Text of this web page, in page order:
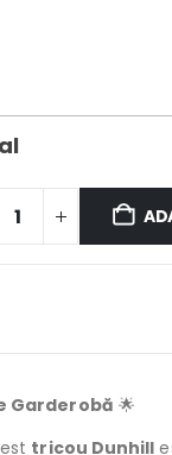
Garderobă 🌟
tricou Dunhill